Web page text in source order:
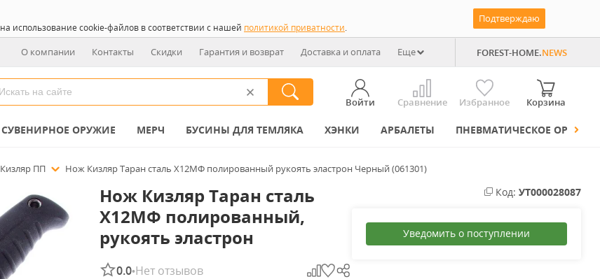
использование cookie-файлов в соответствии с нашей политикой приватности.
Подтверждаю
О компании Контакты Скидки Гарантия и возврат Доставка и оплата Еще FOREST-HOME.NEWS
Войти Сравнение Избранное Корзина
СУВЕНИРНОЕ ОРУЖИЕ МЕРЧ БУСИНЫ ДЛЯ ТЕМЛЯКА ХЭНКИ АРБАЛЕТЫ ПНЕВМАТИЧЕСКОЕ ОРУЖИЕ
Кизляр ПП Нож Кизляр Таран сталь Х12МФ полированный рукоять эластрон Черный (061301)
Нож Кизляр Таран сталь
Х12МФ полированный,
рукоять эластрон
0.0•Нет отзывов
Код: УТ000028087
Уведомить о поступлении